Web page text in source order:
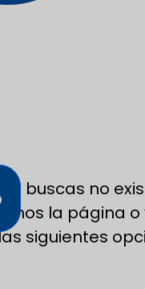
buscas no
la página
siguientes